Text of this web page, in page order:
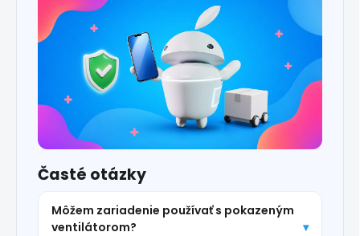
Časté otázky
Môžem zariadenie používať s pokazeným
ventilátorom?